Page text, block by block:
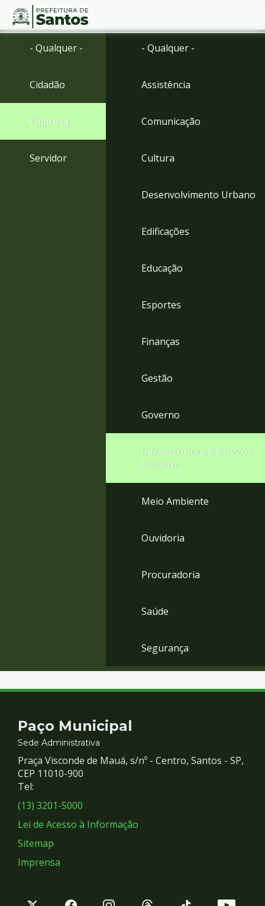
Ir
Ir
menu
Conteúdo
- Qualquer -
Cidadão
Empresa
Servidor
- Qualquer -
Assistência
Comunicação
Cultura
Desenvolvimento Urbano
Edificações
Educação
Esportes
Finanças
Gestão
Governo
Infraestrutura e Serviços
Públicos
Meio Ambiente
Ouvidoria
Procuradoria
Saúde
Segurança
Contato
e
Redes
Sociais
Paço Municipal
Sede Administrativa
Praça Visconde de Mauá, s/nº - Centro, Santos - SP,
CEP 11010-900
Tel:
(13) 3201-5000
Lei de Acesso à Informação
Sitemap
Imprensa